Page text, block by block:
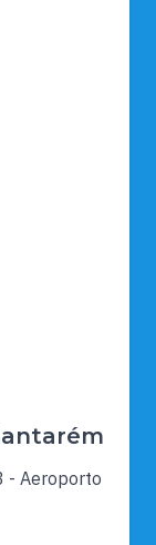
- Aeroporto